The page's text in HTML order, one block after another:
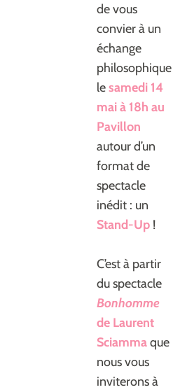
de vous
convier à un
échange
philosophique
lesamedi 14
mai à 18h au
Pavillon
autour d’un
format de
spectacle
inédit : un
Stand-Up!
C’est à partir
du spectacle
Bonhomme
de Laurent
Sciammaque
nous vous
inviterons à